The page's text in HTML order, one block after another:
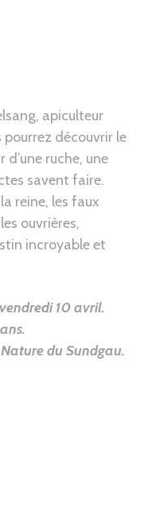
apiculteur
découvrir le
ruche, une
savent faire.
reine, les faux
ouvrières,
incroyable et
10 avril.
du Sundgau.